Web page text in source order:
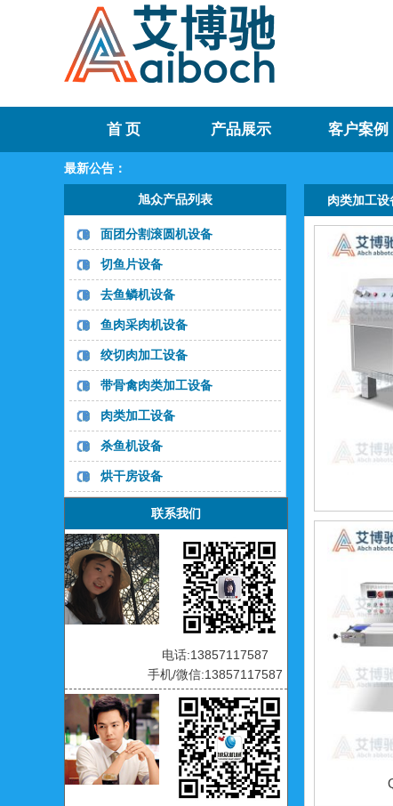
首 页 产品展示 客户案例
最新公告：
旭众产品列表
面团分割滚圆机设备
切鱼片设备
去鱼鳞机设备
鱼肉采肉机设备
绞切肉加工设备
带骨禽肉类加工设备
肉类加工设备
杀鱼机设备
烘干房设备
联系我们
电话:13857117587
手机/微信:13857117587
肉类加工设